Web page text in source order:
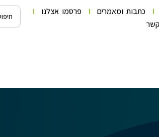
כתבות ומאמרים
פרסמו אצלנו